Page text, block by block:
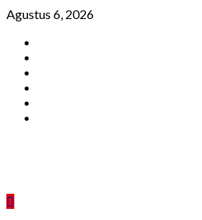
Skip
content
Agustus 6, 2026